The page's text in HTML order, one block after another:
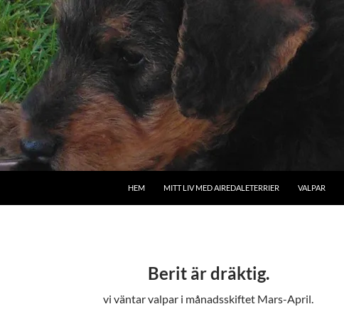
HEM MITT LIV MED AIREDALETERRIER VALPAR
Berit är dräktig.
vi väntar valpar i månadsskiftet Mars-April.